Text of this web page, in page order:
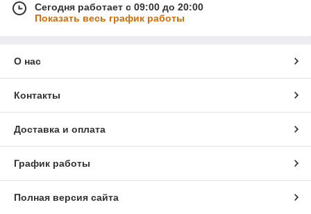
Сегодня работает с 09:00 до 20:00
Показать весь график работы
О нас
Контакты
Доставка и оплата
График работы
Полная версия сайта